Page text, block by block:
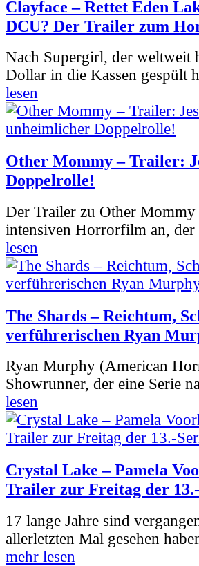
Clayface – Rettet Eden
DCU? Der Trailer zum
Nach Supergirl, der
Dollar in die Kassen gespült
lesen
Other Mommy – Trailer:
Doppelrolle!
Der Trailer zu Other Mommy
intensiven Horrorfilm an,
lesen
The Shards – Reichtum,
verführerischen Ryan
Ryan Murphy (American
Showrunner, der eine Serie
lesen
Crystal Lake – Pamela
Trailer zur Freitag der
17 lange Jahre sind
allerletzten Mal gesehen
mehr lesen